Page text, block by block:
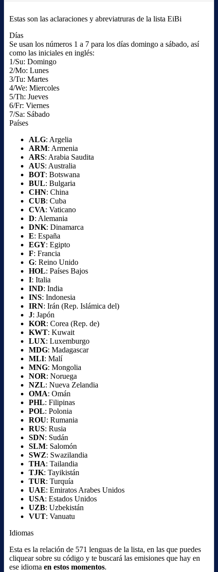
Estas son las aclaraciones y abreviatruras de la lista EiBi
Días
Se usan los números 1 a 7 para los días domingo a sábado, así
como las iniciales en inglés:
1/Su: Domingo
2/Mo: Lunes
3/Tu: Martes
4/We: Miercoles
5/Th: Jueves
6/Fr: Viernes
7/Sa: Sábado
Países
ALG: Argelia
ARM: Armenia
ARS: Arabia Saudita
AUS: Australia
BOT: Botswana
BUL: Bulgaria
CHN: China
CUB: Cuba
CVA: Vaticano
D: Alemania
DNK: Dinamarca
E: España
EGY: Egipto
F: Francia
G: Reino Unido
HOL: Países Bajos
I: Italia
IND: India
INS: Indonesia
IRN: Irán (Rep. Islámica del)
J: Japón
KOR: Corea (Rep. de)
KWT: Kuwait
LUX: Luxemburgo
MDG: Madagascar
MLI: Malí
MNG: Mongolia
NOR: Noruega
NZL: Nueva Zelandia
OMA: Omán
PHL: Filipinas
POL: Polonia
ROU: Rumania
RUS: Rusia
SDN: Sudán
SLM: Salomón
SWZ: Swazilandia
THA: Tailandia
TJK: Tayikistán
TUR: Turquía
UAE: Emiratos Arabes Unidos
USA: Estados Unidos
UZB: Uzbekistán
VUT: Vanuatu
Idiomas
Esta es la relación de 571 lenguas de la lista, en las que puedes
cliquear sobre su código y te buscará las emisiones que hay en
ese idioma en estos momentos.